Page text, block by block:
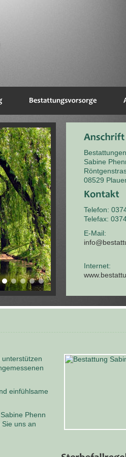
Bestattungen
Sabine
08529
Telefon:
Telefax:
E-Mail:
Internet:
einfühlsame
Phenn
uns an